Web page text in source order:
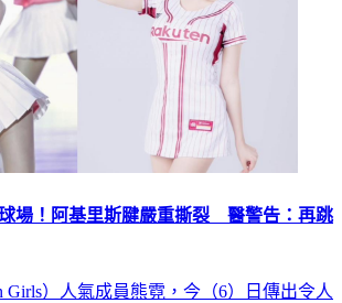
場！阿基里斯腱嚴重撕裂 醫警告：再跳
Girls）人氣成員熊霓，今（6）日傳出令人